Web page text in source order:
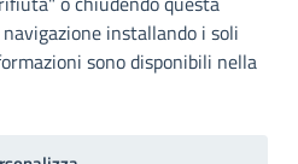
impegna a rendere il proprio sito
al D.lgs. 10 agosto 2018, n°106
installando i soli
sono disponibili nella